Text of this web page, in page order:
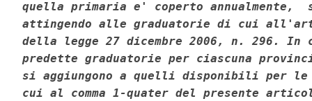
quella primaria e' coperto annualmente,
attingendo alle graduatorie di cui
della legge 27 dicembre 2006, n. 296.
predette graduatorie per ciascuna
si aggiungono a quelli disponibili per le
cui al comma 1-quater del presente